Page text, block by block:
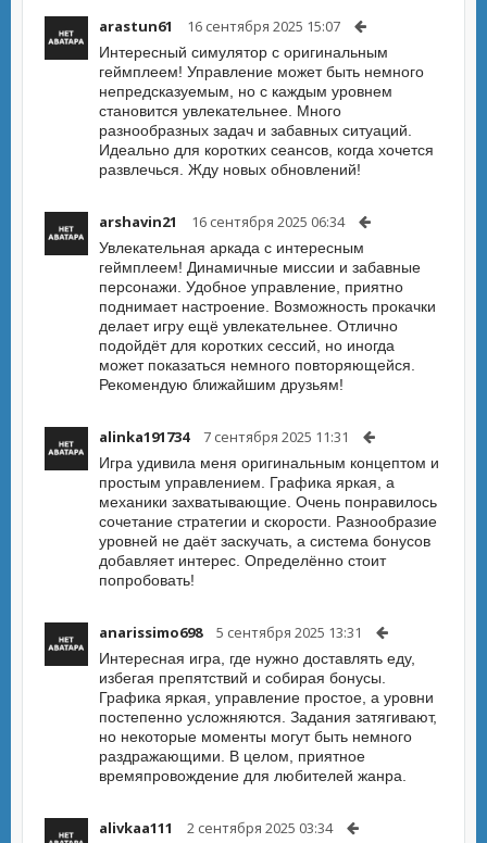
arastun61 16 сентября 2025 15:07
Интересный симулятор с оригинальным
геймплеем! Управление может быть немного
непредсказуемым, но с каждым уровнем
становится увлекательнее. Много
разнообразных задач и забавных ситуаций.
Идеально для коротких сеансов, когда хочется
развлечься. Жду новых обновлений!
arshavin21 16 сентября 2025 06:34
Увлекательная аркада с интересным
геймплеем! Динамичные миссии и забавные
персонажи. Удобное управление, приятно
поднимает настроение. Возможность прокачки
делает игру ещё увлекательнее. Отлично
подойдёт для коротких сессий, но иногда
может показаться немного повторяющейся.
Рекомендую ближайшим друзьям!
alinka191734 7 сентября 2025 11:31
Игра удивила меня оригинальным концептом и
простым управлением. Графика яркая, а
механики захватывающие. Очень понравилось
сочетание стратегии и скорости. Разнообразие
уровней не даёт заскучать, а система бонусов
добавляет интерес. Определённо стоит
попробовать!
anarissimo698 5 сентября 2025 13:31
Интересная игра, где нужно доставлять еду,
избегая препятствий и собирая бонусы.
Графика яркая, управление простое, а уровни
постепенно усложняются. Задания затягивают,
но некоторые моменты могут быть немного
раздражающими. В целом, приятное
времяпровождение для любителей жанра.
alivkaa111 2 сентября 2025 03:34